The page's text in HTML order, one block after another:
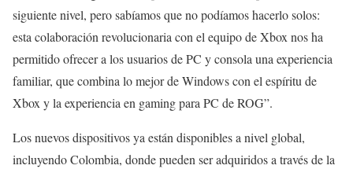
siguiente nivel, pero sabíamos que no podíamos hacerlo solos:
esta colaboración revolucionaria con el equipo de Xbox nos ha
permitido ofrecer a los usuarios de PC y consola una experiencia
familiar, que combina lo mejor de Windows con el espíritu de
Xbox y la experiencia en gaming para PC de ROG”.
Los nuevos dispositivos ya están disponibles a nivel global,
incluyendo Colombia, donde pueden ser adquiridos a través de la